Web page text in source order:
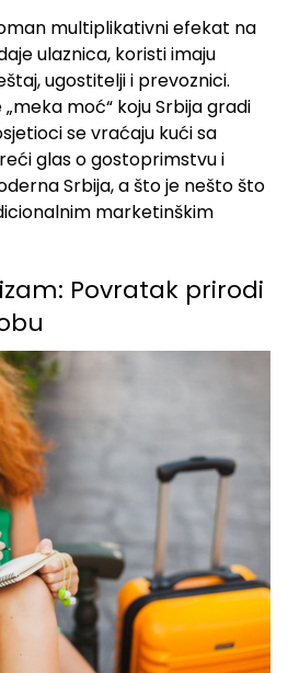
multiplikativni efekat na
ulaznica, koristi imaju
ugostitelji i prevoznici.
moć“ koju Srbija gradi
se vraćaju kući sa
glas o gostoprimstvu i
Srbija, a što je nešto što
marketinškim
Povratak prirodi